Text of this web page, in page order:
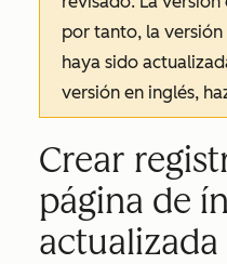
por tanto, la
haya sido
versión en inglés,
Crear
página de
actualizada